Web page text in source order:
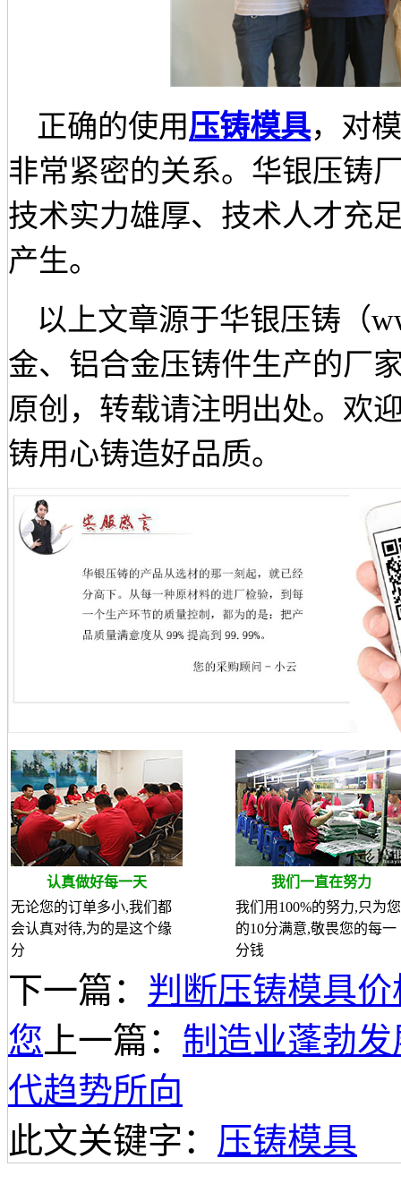
正确的使用压铸模具，对
非常紧密的关系。华银压铸
技术实力雄厚、技术人才充
产生。
以上文章源于华银压铸（
金、铝合金压铸件生产的厂
原创，转载请注明出处。欢
铸用心铸造好品质。
认真做好每一天
我们一直在努力
无论您的订单多小,我们都
会认真对待,为的是这个缘
分
我们用100%的努力,只为您
的10分满意,敬畏您的每一
分钱
下一篇： 判断压铸模具
您 上一篇： 制造业蓬勃
代趋势所向
此文关键字： 压铸模具